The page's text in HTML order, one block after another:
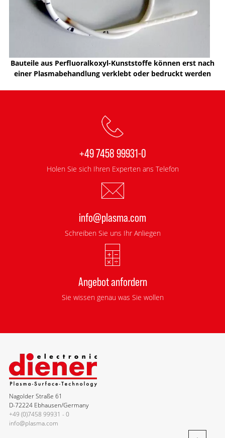
Bauteile aus Perfluoralkoxyl-Kunststoffe können erst nach
einer Plasmabehandlung verklebt oder bedruckt werden
+49 7458 99931-0
Holen Sie sich Ihren Experten ans Telefon
info@plasma.com
Schreiben Sie uns Ihr Anliegen
Angebot anfordern
Sie wissen genau was Sie wollen
Nagolder Straße 61
D-72224 Ebhausen/Germany
+49 (0)7458 99931 - 0
info@plasma.com